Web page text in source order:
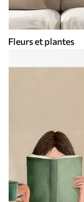
Fleurs et plantes